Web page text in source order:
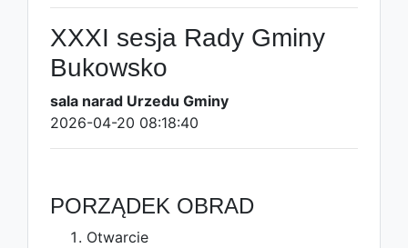
XXXI sesja Rady Gminy
Bukowsko
sala narad Urzedu Gminy
2026-04-20 08:18:40
PORZĄDEK OBRAD
Otwarcie